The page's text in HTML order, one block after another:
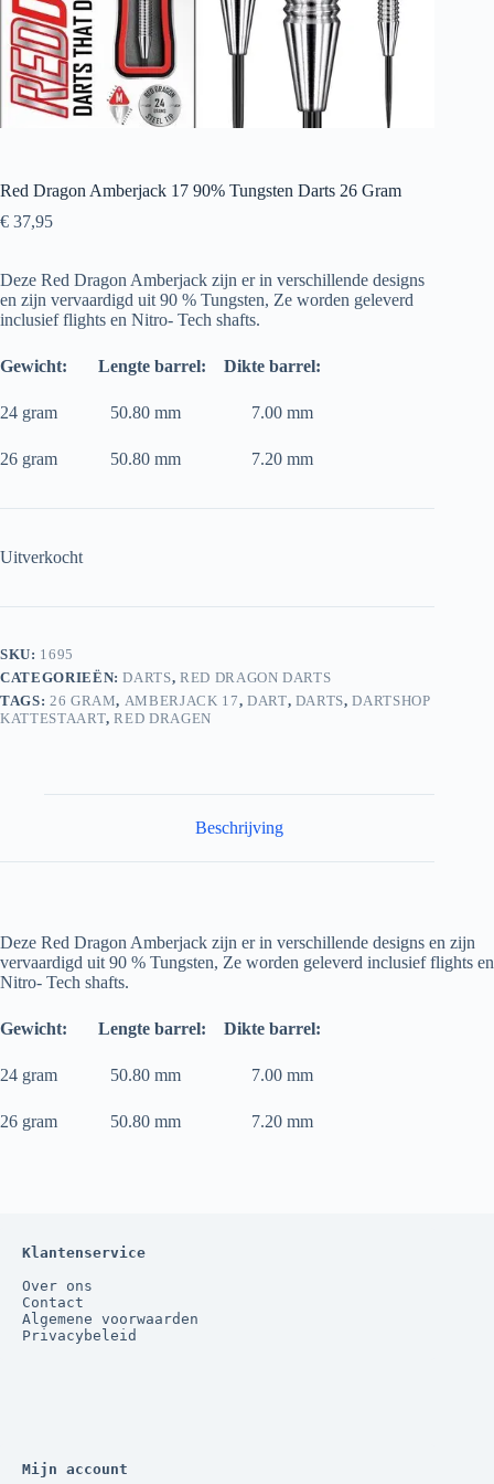
Red Dragon Amberjack 17 90% Tungsten Darts 26 Gram
€ 37,95
Deze Red Dragon Amberjack zijn er in verschillende designs
en zijn vervaardigd uit 90 % Tungsten, Ze worden geleverd
inclusief flights en Nitro- Tech shafts.
Gewicht: Lengte barrel: Dikte barrel:
24 gram 50.80 mm 7.00 mm
26 gram 50.80 mm 7.20 mm
Uitverkocht
SKU: 1695
CATEGORIEËN:DARTS,RED DRAGON DARTS
TAGS: 26 GRAM, AMBERJACK 17, DART, DARTS,DARTSHOP
KATTESTAART,RED DRAGEN
Beschrijving
Deze Red Dragon Amberjack zijn er in verschillende designs en zijn
vervaardigd uit 90 % Tungsten, Ze worden geleverd inclusief flights en
Nitro- Tech shafts.
Gewicht: Lengte barrel: Dikte barrel:
24 gram 50.80 mm 7.00 mm
26 gram 50.80 mm 7.20 mm
Klantenservice
Over ons
Contact
Algemene voorwaarden
Privacybeleid
Mijn account